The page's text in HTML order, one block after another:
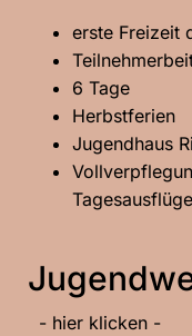
erste Freizeit
6 Tage
Herbstferien
Jugendhaus
- hier klicken -